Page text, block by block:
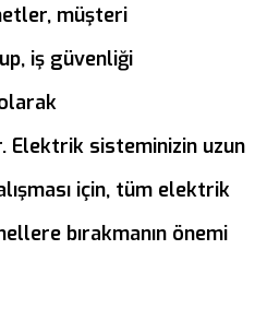
müşteri
iş güvenliği
sisteminizin uzun
için, tüm elektrik
bırakmanın önemi